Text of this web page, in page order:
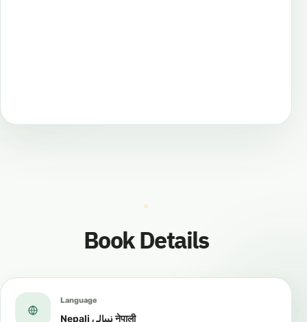
Book Details
Language
Nepali نيبالي नेपाली